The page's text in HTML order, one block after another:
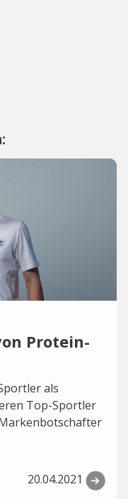
Protein-
als
Top-Sportler
20.04.2021